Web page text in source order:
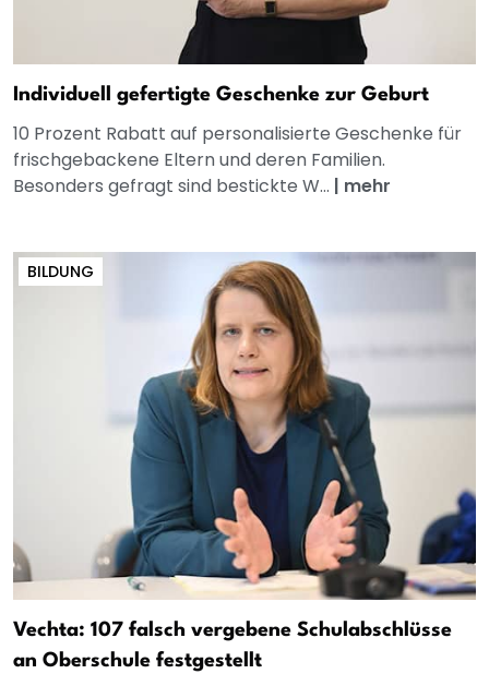
Individuell gefertigte Geschenke zur Geburt
10 Prozent Rabatt auf personalisierte Geschenke für
frischgebackene Eltern und deren Familien.
Besonders gefragt sind bestickte W... | mehr
BILDUNG
Vechta: 107 falsch vergebene Schulabschlüsse
an Oberschule festgestellt